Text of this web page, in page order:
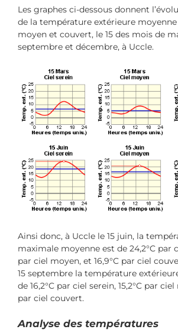
Les graphes ci-dessous donnent
de la température extérieure
moyen et couvert, le 15 des mois de
septembre et décembre, à Uccle.
Ainsi donc, à Uccle le 15 juin, la
maximale moyenne est de 24,2°C par
par ciel moyen, et 16,9°C par ciel
15 septembre la température
de 16,2°C par ciel serein, 15,2°C par
par ciel couvert.
Analyse des températures